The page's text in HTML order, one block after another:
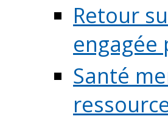
Retour
engagée
Santé